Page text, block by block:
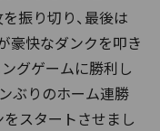
振り切り、最後は
豪快なダンクを叩き
グゲームに勝利し
ぶりのホーム連勝
スタートさせまし